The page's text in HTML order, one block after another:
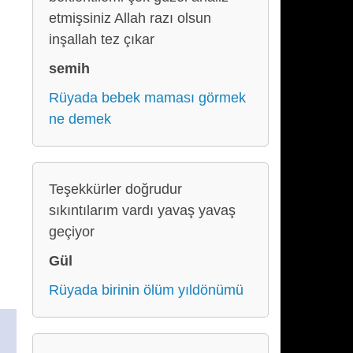
etmişsiniz Allah razı olsun
inşallah tez çıkar
semih
Rüyada bebek maması görmek
ne demek
Teşekkürler doğrudur
sıkıntılarım vardı yavaş yavaş
geçiyor
Gül
Rüyada birinin ölüm yıldönümü